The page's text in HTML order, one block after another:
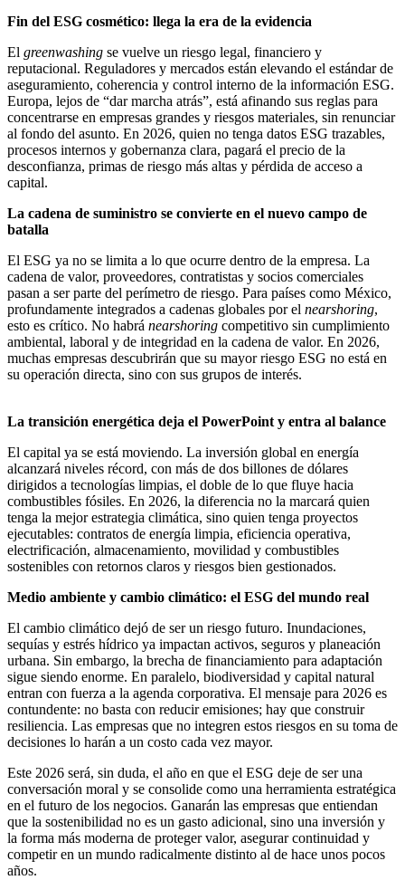
Fin del ESG cosmético: llega la era de la evidencia
El greenwashing se vuelve un riesgo legal, financiero y
reputacional. Reguladores y mercados están elevando el estándar de
aseguramiento, coherencia y control interno de la información ESG.
Europa, lejos de “dar marcha atrás”, está afinando sus reglas para
concentrarse en empresas grandes y riesgos materiales, sin renunciar
al fondo del asunto. En 2026, quien no tenga datos ESG trazables,
procesos internos y gobernanza clara, pagará el precio de la
desconfianza, primas de riesgo más altas y pérdida de acceso a
capital.
La cadena de suministro se convierte en el nuevo campo de
batalla
El ESG ya no se limita a lo que ocurre dentro de la empresa. La
cadena de valor, proveedores, contratistas y socios comerciales
pasan a ser parte del perímetro de riesgo. Para países como México,
profundamente integrados a cadenas globales por el nearshoring,
esto es crítico. No habrá nearshoring competitivo sin cumplimiento
ambiental, laboral y de integridad en la cadena de valor. En 2026,
muchas empresas descubrirán que su mayor riesgo ESG no está en
su operación directa, sino con sus grupos de interés.
La transición energética deja el PowerPoint y entra al balance
El capital ya se está moviendo. La inversión global en energía
alcanzará niveles récord, con más de dos billones de dólares
dirigidos a tecnologías limpias, el doble de lo que fluye hacia
combustibles fósiles. En 2026, la diferencia no la marcará quien
tenga la mejor estrategia climática, sino quien tenga proyectos
ejecutables: contratos de energía limpia, eficiencia operativa,
electrificación, almacenamiento, movilidad y combustibles
sostenibles con retornos claros y riesgos bien gestionados.
Medio ambiente y cambio climático: el ESG del mundo real
El cambio climático dejó de ser un riesgo futuro. Inundaciones,
sequías y estrés hídrico ya impactan activos, seguros y planeación
urbana. Sin embargo, la brecha de financiamiento para adaptación
sigue siendo enorme. En paralelo, biodiversidad y capital natural
entran con fuerza a la agenda corporativa. El mensaje para 2026 es
contundente: no basta con reducir emisiones; hay que construir
resiliencia. Las empresas que no integren estos riesgos en su toma de
decisiones lo harán a un costo cada vez mayor.
Este 2026 será, sin duda, el año en que el ESG deje de ser una
conversación moral y se consolide como una herramienta estratégica
en el futuro de los negocios. Ganarán las empresas que entiendan
que la sostenibilidad no es un gasto adicional, sino una inversión y
la forma más moderna de proteger valor, asegurar continuidad y
competir en un mundo radicalmente distinto al de hace unos pocos
años.